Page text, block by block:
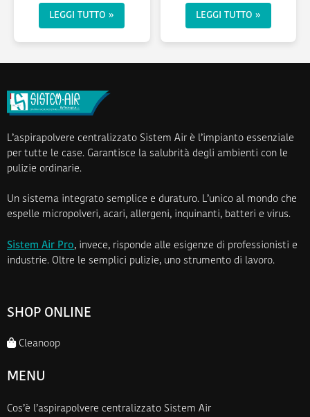
LEGGI TUTTO » LEGGI TUTTO »
L’aspirapolvere centralizzato Sistem Air è l’impianto essenziale
per tutte le case. Garantisce la salubrità degli ambienti con le
pulizie ordinarie.
Un sistema integrato semplice e duraturo. L’unico al mondo che
espelle micropolveri, acari, allergeni, inquinanti, batteri e virus.
Sistem Air Pro, invece, risponde alle esigenze di professionisti e
industrie. Oltre le semplici pulizie, uno strumento di lavoro.
SHOP ONLINE
Cleanoop
MENU
Cos’è l’aspirapolvere centralizzato Sistem Air